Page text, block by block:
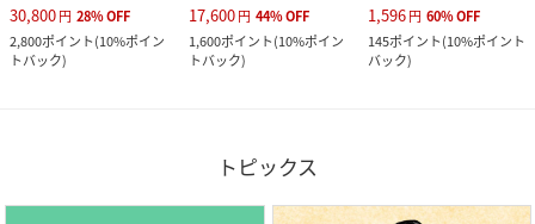
30,800円 28%OFF
2,800ポイント(10%ポイン
トバック)
17,600円 44%OFF
1,600ポイント(10%ポイン
トバック)
1,596円 60%OFF
145ポイント(10%ポイント
バック)
トピックス